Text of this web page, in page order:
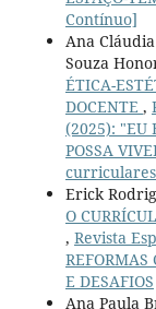
Contínuo]
Ana
Souza
ÉTICA-
DOCENTE ,
(2025): "EU
POSSA
Erick
O
, Revista
REFORMAS
E DESAFIOS
Ana Paula